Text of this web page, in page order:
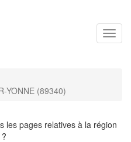
YONNE (89340)
les pages relatives à la région